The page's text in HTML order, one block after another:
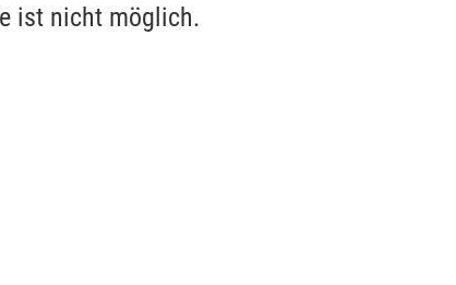
ist nicht möglich.